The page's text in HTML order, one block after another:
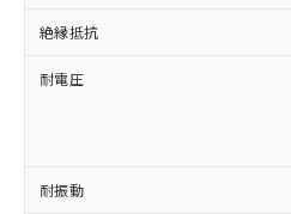
絶縁抵抗
耐電圧
耐振動
以下の条件をお読みい
本サービスは、
対応予定：EU RoHS指
有に対応した製品に切
対応予定なし：EU
非含有に非対応の商品
調査・確認中：EU